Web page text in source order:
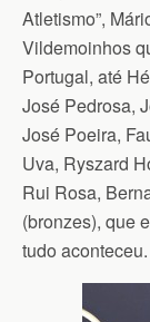
Atletismo”,
Vildemoinhos
Portugal, até
José Pedrosa,
José Poeira,
Uva, Ryszard
Rui Rosa,
(bronzes), que
tudo aconteceu.